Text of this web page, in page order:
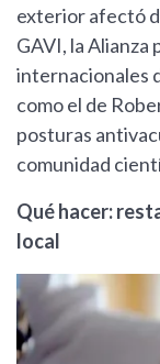
exterior afectó
GAVI, la Alianza
internacionales
como el de
posturas
comunidad
Qué hacer:
local